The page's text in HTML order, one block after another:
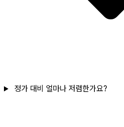
정가 대비 얼마나 저렴한가요?